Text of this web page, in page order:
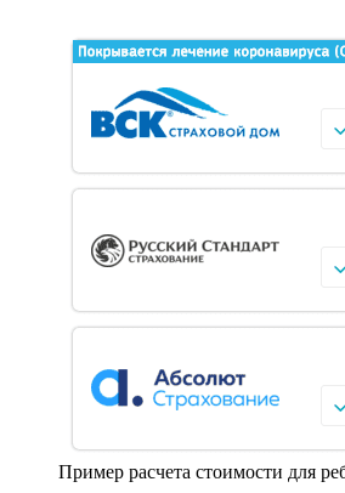
Пример расчета стоимости для